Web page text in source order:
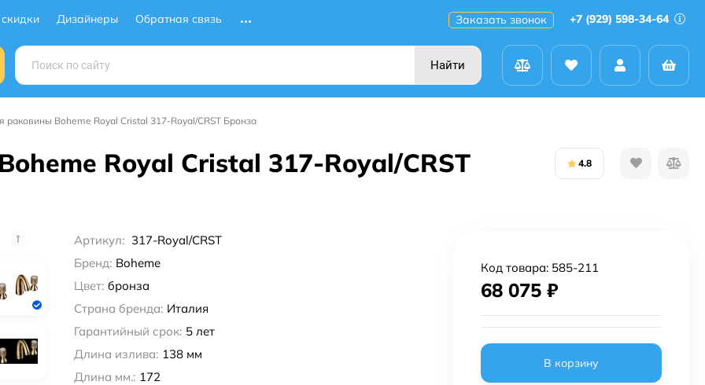
Дизайнеры Обратная связь Заказать звонок +7 (929) 598-34-64
Найти
раковины Boheme Royal Cristal 317-Royal/CRST Бронза
Royal Cristal 317-Royal/CRST
4.8
Артикул: 317-Royal/CRST
Бренд: Boheme
Цвет: бронза
Страна бренда: Италия
Гарантийный срок: 5 лет
Длина излива: 138 мм
Длина мм.: 172
Код товара: 585-211
68 075 ₽
В корзину